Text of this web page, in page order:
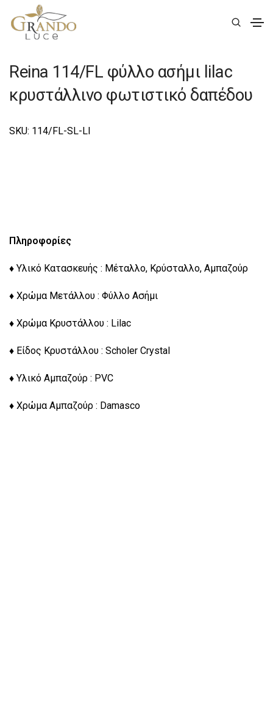
|Deco|Reina
Reina 114/FL φύλλο ασήμι lilac
κρυστάλλινο φωτιστικό δαπέδου
SKU: 114/FL-SL-LI
Πληροφορίες
♦ Υλικό Κατασκευής : Μέταλλο, Κρύσταλλο, Αμπαζούρ
♦ Χρώμα Μετάλλου : Φύλλο Ασήμι
♦ Χρώμα Κρυστάλλου : Lilac
♦ Είδος Κρυστάλλου : Scholer Crystal
♦ Υλικό Αμπαζούρ : PVC
♦ Χρώμα Αμπαζούρ : Damasco